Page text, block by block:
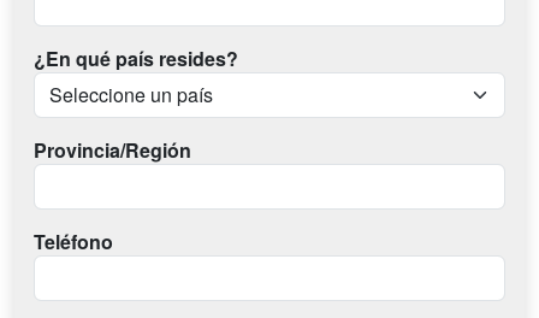
¿En qué país resides?
Provincia/Región
Teléfono